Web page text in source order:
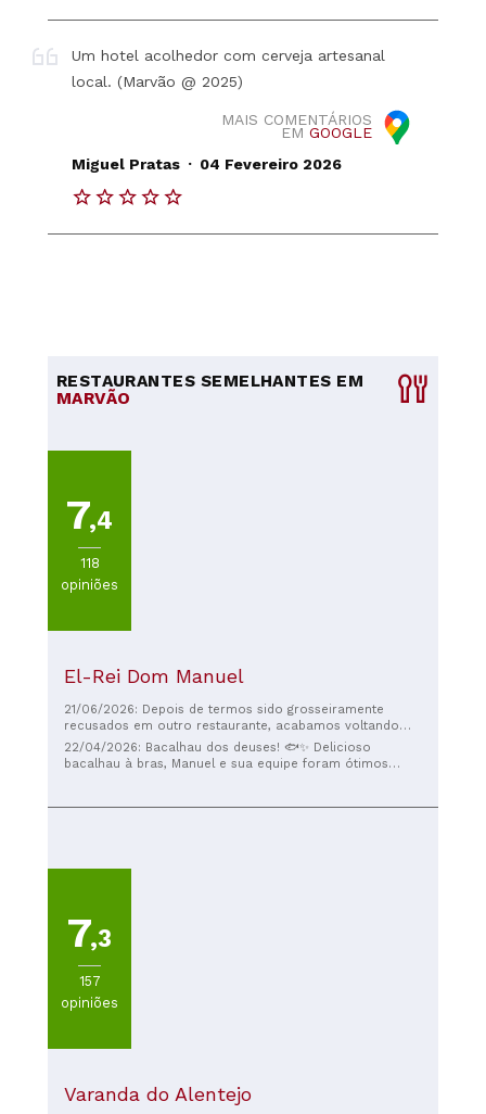
Um hotel acolhedor com cerveja artesanal
local. (Marvão @ 2025)
MAIS COMENTÁRIOS
EM GOOGLE
Miguel Pratas . 04 Fevereiro 2026
RESTAURANTES SEMELHANTES EM
MARVÃO
7,4
118
opiniões
El-Rei Dom Manuel
21/06/2026: Depois de termos sido grosseiramente
recusados ​​em outro restaurante, acabamos voltando
para Marvão. Os sorrisos que nos receberam no Dom
Manuel foram muito bem-vindos e tivemos um jantar
delicioso. Vindo dos EUA, achamos que o custo-
marido elogiou muito o porco preto! Tudo estava muito
22/04/2026: Bacalhau dos deuses! 🐟✨️ Delicioso
bacalhau à bras, Manuel e sua equipe foram ótimos
7,3
157
opiniões
Varanda do Alentejo